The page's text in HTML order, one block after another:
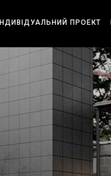
ІНДИВІДУАЛЬНИЙ ПРОЕКТ